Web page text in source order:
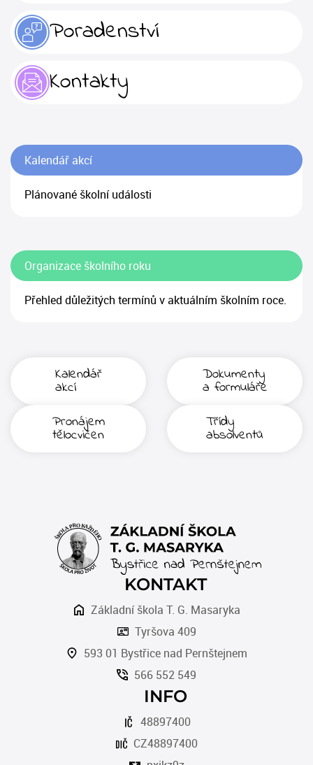
Poradenství
Kontakty
Kalendář akcí
Plánované školní události
Organizace školního roku
Přehled důležitých termínů v aktuálním školním roce.
Kalendář
akcí
Dokumenty
a formuláře
Pronájem
tělocvičen
Třídy
absolventů
KONTAKT
Základní škola T. G. Masaryka
Tyršova 409
593 01 Bystřice nad Pernštejnem
566 552 549
INFO
48897400
CZ48897400